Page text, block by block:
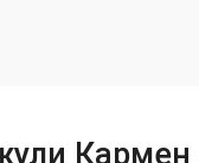
Кармен